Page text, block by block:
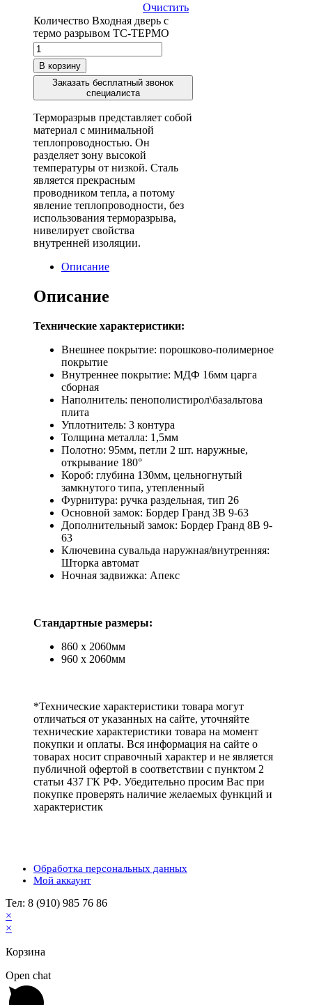
Очистить
Количество Входная дверь с
термо разрывом ТС-ТЕРМО
В корзину
Заказать бесплатный звонок
специалиста
Терморазрыв представляет собой
материал с минимальной
теплопроводностью. Он
разделяет зону высокой
температуры от низкой. Сталь
является прекрасным
проводником тепла, а потому
явление теплопроводности, без
использования терморазрыва,
нивелирует свойства
внутренней изоляции.
Описание
Описание
Технические характеристики:
Внешнее покрытие: порошково-полимерное
покрытие
Внутреннее покрытие: МДФ 16мм царга
сборная
Наполнитель: пенополистирол\базальтова
плита
Уплотнитель: 3 контура
Толщина металла: 1,5мм
Полотно: 95мм, петли 2 шт. наружные,
открывание 180°
Короб: глубина 130мм, цельногнутый
замкнутого типа, утепленный
Фурнитура: ручка раздельная, тип 26
Основной замок: Бордер Гранд 3В 9-63
Дополнительный замок: Бордер Гранд 8В 9-
63
Ключевина сувальда наружная/внутренняя:
Шторка автомат
Ночная задвижка: Апекс
Стандартные размеры:
860 х 2060мм
960 х 2060мм
*Технические характеристики товара могут
отличаться от указанных на сайте, уточняйте
технические характеристики товара на момент
покупки и оплаты. Вся информация на сайте о
товарах носит справочный характер и не является
публичной офертой в соответствии с пунктом 2
статьи 437 ГК РФ. Убедительно просим Вас при
покупке проверять наличие желаемых функций и
характеристик
Обработка персональных данных
Мой аккаунт
Тел: 8 (910) 985 76 86
×
×
Корзина
Open chat